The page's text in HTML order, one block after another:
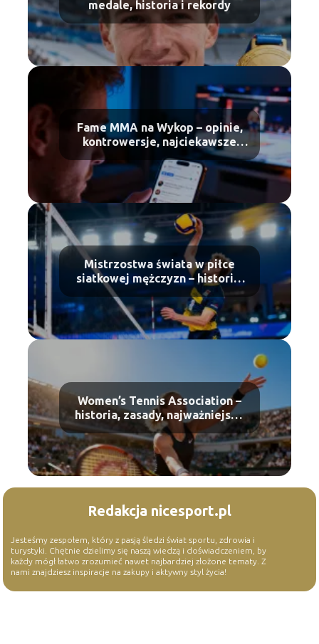
medale, historia i rekordy
Fame MMA na Wykop – opinie,
kontrowersje, najciekawsze
wątki
Mistrzostwa świata w piłce
siatkowej mężczyzn – historia,
zasady
Women’s Tennis Association –
historia, zasady, najważniejsze
turnieje
Redakcja nicesport.pl
Jesteśmy zespołem, który z pasją śledzi świat sportu, zdrowia i
turystyki. Chętnie dzielimy się naszą wiedzą i doświadczeniem, by
każdy mógł łatwo zrozumieć nawet najbardziej złożone tematy. Z
nami znajdziesz inspiracje na zakupy i aktywny styl życia!